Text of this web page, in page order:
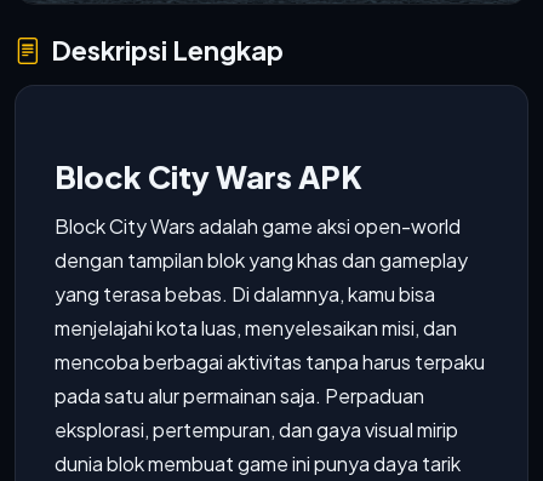
Deskripsi Lengkap
Block City Wars APK
Block City Wars adalah game aksi open-world
dengan tampilan blok yang khas dan gameplay
yang terasa bebas. Di dalamnya, kamu bisa
menjelajahi kota luas, menyelesaikan misi, dan
mencoba berbagai aktivitas tanpa harus terpaku
pada satu alur permainan saja. Perpaduan
eksplorasi, pertempuran, dan gaya visual mirip
dunia blok membuat game ini punya daya tarik